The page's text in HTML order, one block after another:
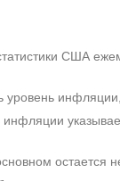
CША
уровень
остается